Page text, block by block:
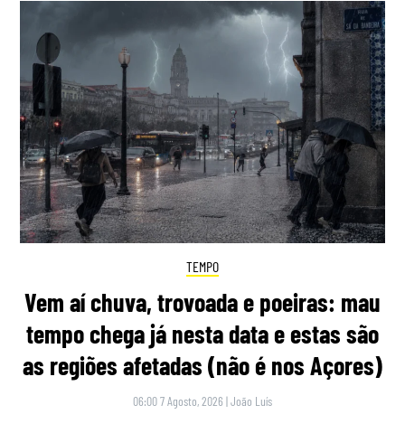
TEMPO
Vem aí chuva, trovoada e poeiras: mau
tempo chega já nesta data e estas são
as regiões afetadas (não é nos Açores)
06:00 7 Agosto, 2026 |João Luís